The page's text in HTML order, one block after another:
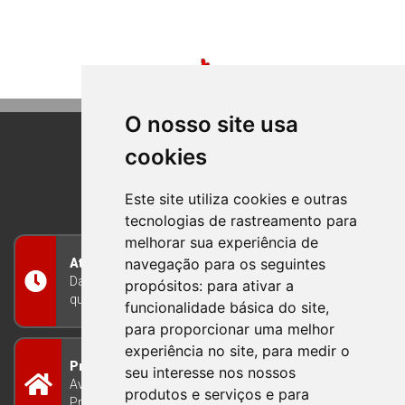
O nosso site usa
cookies
Este site utiliza cookies e outras
tecnologias de rastreamento para
melhorar sua experiência de
navegação para os seguintes
propósitos: para ativar a
funcionalidade básica do site,
para proporcionar uma melhor
experiência no site, para medir o
seu interesse nos nossos
produtos e serviços e para
BOM PRINCIPIO
RIO GRANDE DO SUL
Atendimento
Das 8h às 12h e das 13h às 17h30, de segunda a
quinta-feira, e nas sextas-feiras das 7h às 13h
Prefeitura Municipal
Avenida Guilherme Winter 65 - Centro Bom